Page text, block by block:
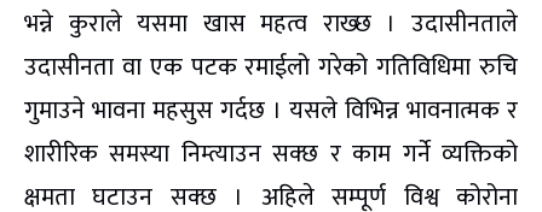
भन्ने कुराले यसमा खास महत्व राख्छ । उदासीनताले
उदासीनता वा एक पटक रमाईलो गरेको गतिविधिमा रुचि
गुमाउने भावना महसुस गर्दछ । यसले विभिन्न भावनात्मक र
शारीरिक समस्या निम्त्याउन सक्छ र काम गर्ने व्यक्तिको
क्षमता घटाउन सक्छ । अहिले सम्पूर्ण विश्व कोरोना